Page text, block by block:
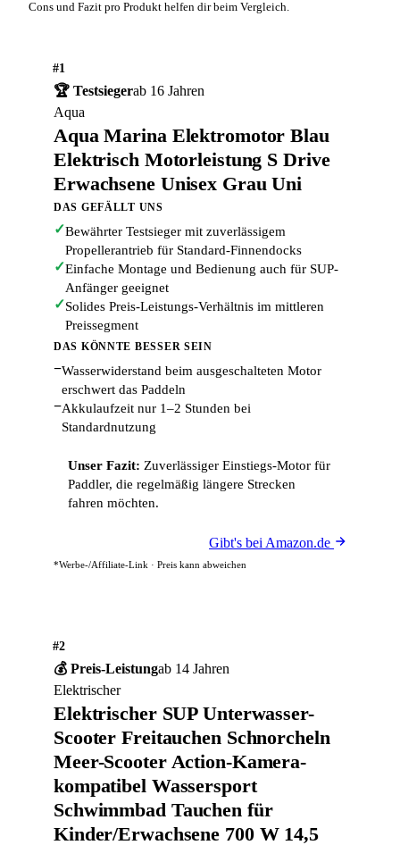
Cons und Fazit pro Produkt helfen dir beim Vergleich.
#1
🏆 Testsiegerab 16 Jahren
Aqua
Aqua Marina Elektromotor Blau
Elektrisch Motorleistung S Drive
Erwachsene Unisex Grau Uni
DAS GEFÄLLT UNS
✓Bewährter Testsieger mit zuverlässigem
Propellerantrieb für Standard-Finnendocks
✓Einfache Montage und Bedienung auch für SUP-
Anfänger geeignet
✓Solides Preis-Leistungs-Verhältnis im mittleren
Preissegment
DAS KÖNNTE BESSER SEIN
−Wasserwiderstand beim ausgeschalteten Motor
erschwert das Paddeln
−Akkulaufzeit nur 1–2 Stunden bei
Standardnutzung
Unser Fazit: Zuverlässiger Einstiegs-Motor für
Paddler, die regelmäßig längere Strecken
fahren möchten.
Gibt's bei Amazon.de
*Werbe-/Affiliate-Link · Preis kann abweichen
#2
💰 Preis-Leistungab 14 Jahren
Elektrischer
Elektrischer SUP Unterwasser-
Scooter Freitauchen Schnorcheln
Meer-Scooter Action-Kamera-
kompatibel Wassersport
Schwimmbad Tauchen für
Kinder/Erwachsene 700 W 14,5